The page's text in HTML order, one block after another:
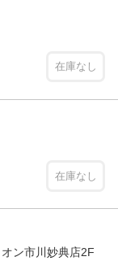
在庫なし
在庫なし
ン市川妙典店2F